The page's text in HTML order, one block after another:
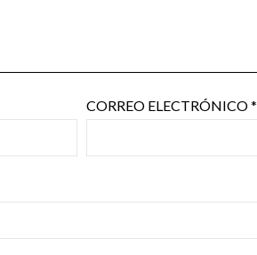
CORREO ELECTRÓNICO*